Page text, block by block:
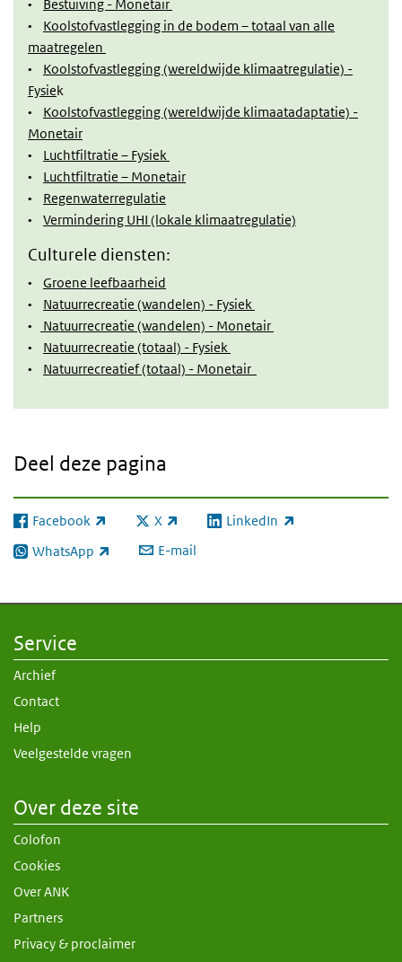
• Bestuiving - Monetair
• Koolstofvastlegging in de bodem – totaal van alle
maatregelen
• Koolstofvastlegging (wereldwijde klimaatregulatie) -
Fysiek
• Koolstofvastlegging (wereldwijde klimaatadaptatie) -
Monetair
• Luchtfiltratie – Fysiek
• Luchtfiltratie – Monetair
• Regenwaterregulatie
• Vermindering UHI (lokale klimaatregulatie)
Culturele diensten:
• Groene leefbaarheid
• Natuurrecreatie (wandelen) - Fysiek
•
Natuurrecreatie (wandelen) - Monetair
• Natuurrecreatie (totaal) - Fysiek
• Natuurrecreatief (totaal) - Monetair
Deel deze pagina
Facebook
(externe link) X
(externe link) LinkedIn
(externe link)
WhatsApp
(externe link) E-mail
Service
Archief
Contact
Help
Veelgestelde vragen
Over deze site
Colofon
Cookies
Over ANK
Partners
Privacy & proclaimer